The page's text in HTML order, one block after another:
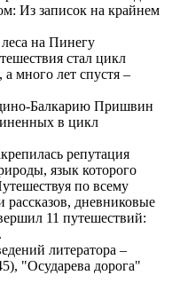
Из записок на крайнем
на Пинегу
стал цикл
много лет спустя –
Балкарию Пришвин
в цикл
репутация
язык которого
по всему
рассказов, дневниковые
11 путешествий:
литератора –
"Осударева дорога"